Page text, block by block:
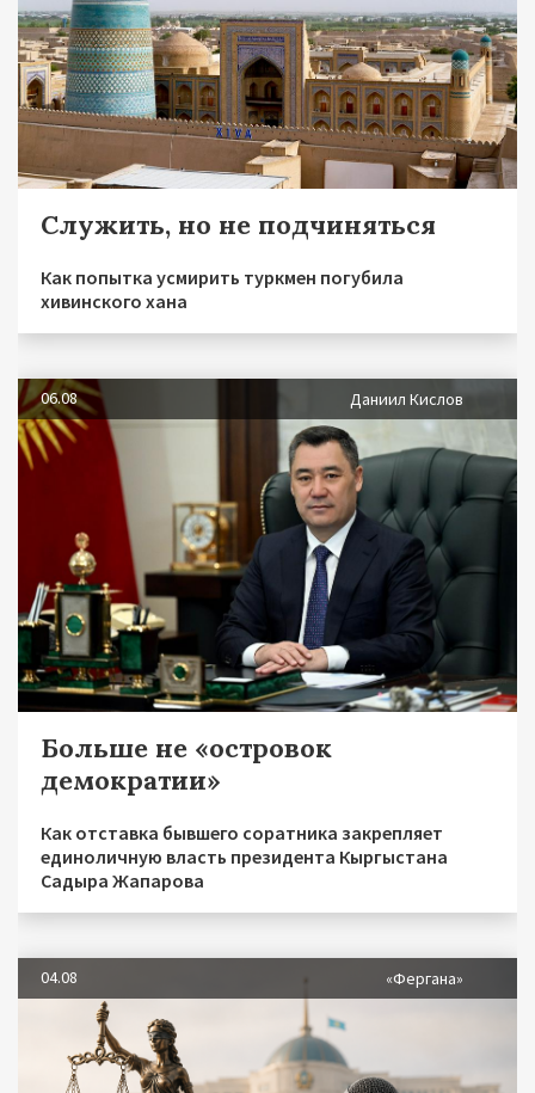
Служить, но не подчиняться
Как попытка усмирить туркмен погубила
хивинского хана
06.08 Даниил Кислов
Больше не «островок
демократии»
Как отставка бывшего соратника закрепляет
единоличную власть президента Кыргыстана
Садыра Жапарова
04.08 «Фергана»